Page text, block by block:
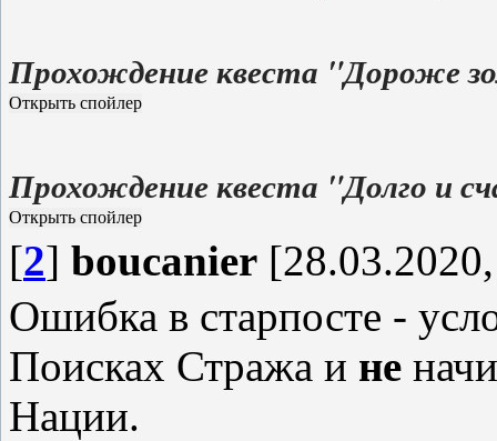
Прохождение квеста "Дороже
Прохождение квеста "Долго и
[2] boucanier
Ошибка в старпосте -
Поисках Стража и не
Нации.